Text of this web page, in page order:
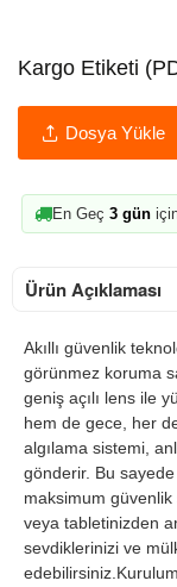
Kargo Etiketi
Dosya Yükle
En Geç 3 gün
Ürün Açıklaması
Akıllı güvenlik
görünmez koruma
geniş açılı lens ile
hem de gece, her
algılama sistemi,
gönderir. Bu
maksimum
veya tabletinizden
sevdiklerinizi ve